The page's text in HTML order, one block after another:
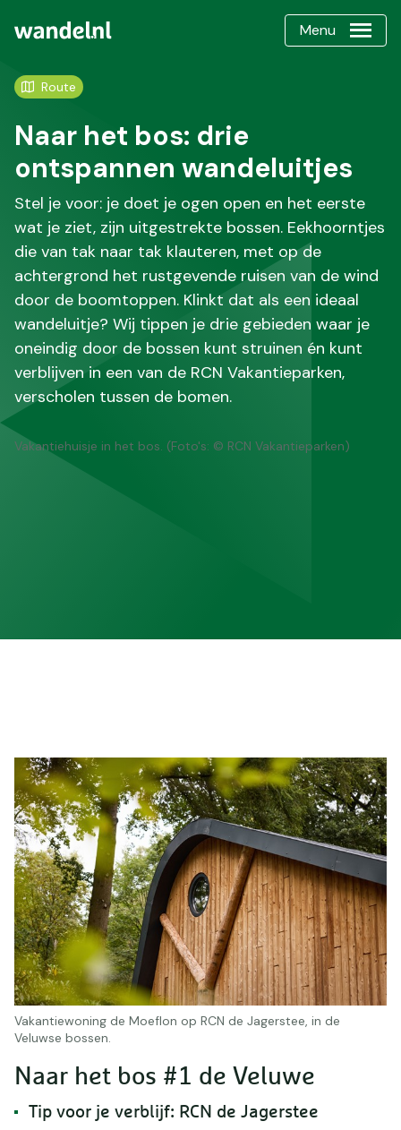
Menu
Route
Naar het bos: drie
ontspannen wandeluitjes
Stel je voor: je doet je ogen open en het eerste
wat je ziet, zijn uitgestrekte bossen. Eekhoorntjes
die van tak naar tak klauteren, met op de
achtergrond het rustgevende ruisen van de wind
door de boomtoppen. Klinkt dat als een ideaal
wandeluitje? Wij tippen je drie gebieden waar je
oneindig door de bossen kunt struinen én kunt
verblijven in een van de RCN Vakantieparken,
verscholen tussen de bomen.
Vakantiehuisje in het bos. (Foto's: © RCN Vakantieparken)
Naar het bos #1 de Veluwe
Tip voor je verblijf: RCN de Jagerstee
Vakantiewoning de Moeflon op RCN de Jagerstee, in de
Veluwse bossen.